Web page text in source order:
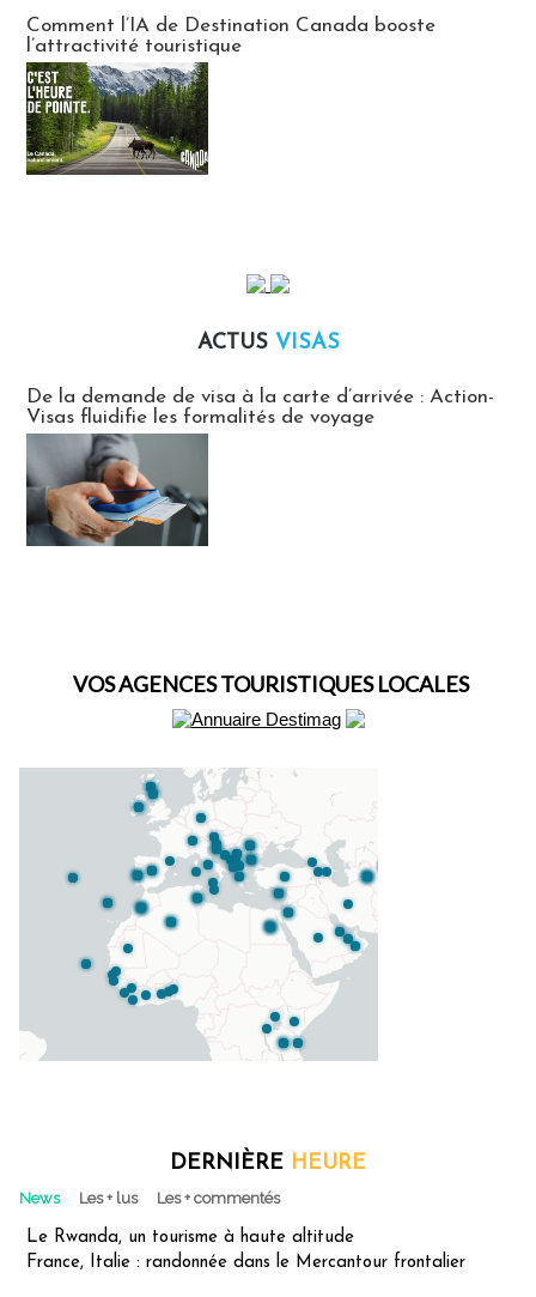
Comment l’IA de Destination Canada booste
l’attractivité touristique
ACTUS VISAS
De la demande de visa à la carte d’arrivée : Action-
Visas fluidifie les formalités de voyage
VOS AGENCES TOURISTIQUES LOCALES
DERNIÈRE HEURE
News Les + lus Les + commentés
Le Rwanda, un tourisme à haute altitude
France, Italie : randonnée dans le Mercantour frontalier